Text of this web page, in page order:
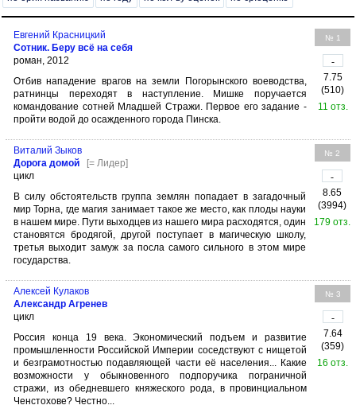
Евгений Красницкий
Сотник. Беру всё на себя
роман, 2012
Отбив нападение врагов на земли Погорынского воеводства,
ратнинцы переходят в наступление. Мишке поручается
командование сотней Младшей Стражи. Первое его задание -
пройти водой до осажденного города Пинска.
№ 1
-
7.75
(510)
11 отз.
Виталий Зыков
Дорога домой
[= Лидер]
цикл
В силу обстоятельств группа землян попадает в загадочный
мир Торна, где магия занимает такое же место, как плоды науки
в нашем мире. Пути выходцев из нашего мира расходятся, один
становятся бродягой, другой поступает в магическую школу,
третья выходит замуж за посла самого сильного в этом мире
государства.
№ 2
-
8.65
(3994)
179 отз.
Алексей Кулаков
Александр Агренев
цикл
Россия конца 19 века. Экономический подъем и развитие
промышленности Российской Империи соседствуют с нищетой
и безграмотностью подавляющей части её населения... Какие
возможности у обыкновенного подпоручика пограничной
стражи, из обедневшего княжеского рода, в провинциальном
Ченстохове? Честно...
№ 3
-
7.64
(359)
16 отз.